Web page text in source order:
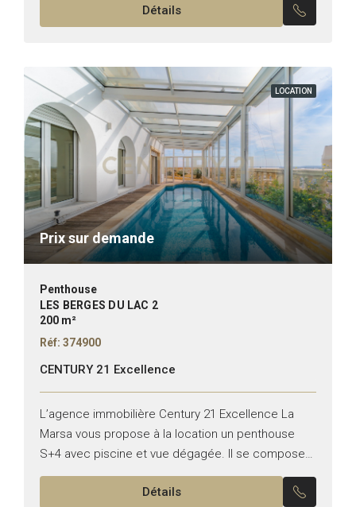
Détails
LOCATION
Prix sur demande
Penthouse
LES BERGES DU LAC 2
200 m²
Réf: 374900
CENTURY 21 Excellence
L’agence immobilière Century 21 Excellence La
Marsa vous propose à la location un penthouse
S+4 avec piscine et vue dégagée. Il se compose
de : *Partie jour : – Un double salon...
Détails